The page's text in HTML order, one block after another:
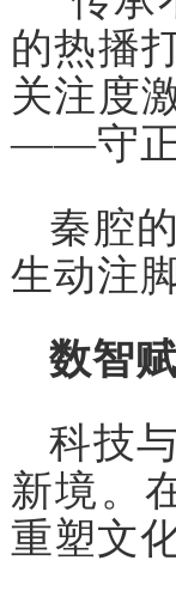
的热播
关注度
——守正
秦腔
生动注脚
数智
科技
新境。
重塑文